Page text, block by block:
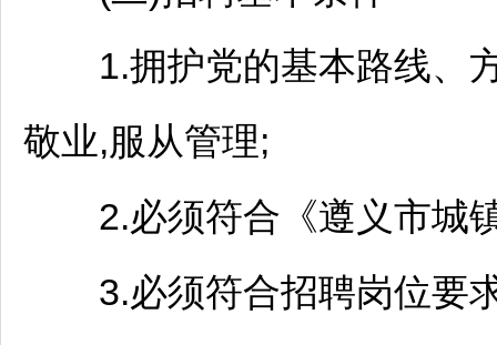
1.拥护党的基本路线、方
敬业,服从管理;
2.必须符合《遵义市城
3.必须符合招聘岗位要